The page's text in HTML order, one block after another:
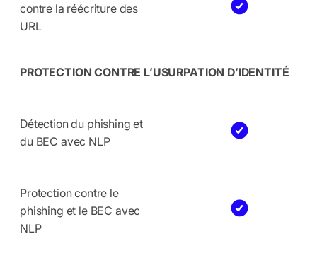
contre la réécriture des
URL
PROTECTION CONTRE L’USURPATION D’IDENTITÉ
Détection du phishing et
du BEC avec NLP
Protection contre le
phishing et le BEC avec
NLP